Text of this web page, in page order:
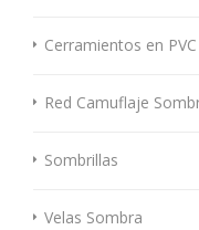
Cerramientos en PVC
Red Camuflaje
Sombrillas
Velas Sombra